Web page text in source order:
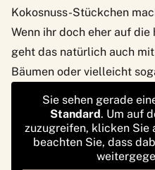
Kokosnuss-Stückchen
Wenn ihr doch eher auf
geht das natürlich auch
Bäumen oder vielleicht
Sie sehen gerade
Standard. Um auf
zuzugreifen, klicken Sie
beachten Sie, dass